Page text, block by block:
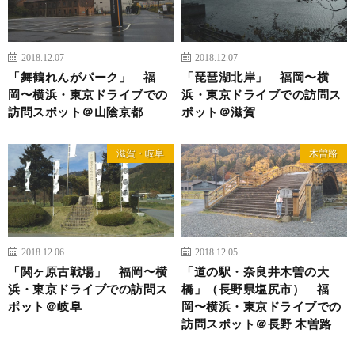
2018.12.07
「舞鶴れんがパーク」 福
岡〜横浜・東京ドライブでの
訪問スポット＠山陰京都
2018.12.07
「琵琶湖北岸」 福岡〜横
浜・東京ドライブでの訪問ス
ポット＠滋賀
滋賀・岐阜
2018.12.06
「関ヶ原古戦場」 福岡〜横
浜・東京ドライブでの訪問ス
ポット＠岐阜
木曽路
2018.12.05
「道の駅・奈良井木曽の大
橋」（長野県塩尻市） 福
岡〜横浜・東京ドライブでの
訪問スポット＠長野 木曽路